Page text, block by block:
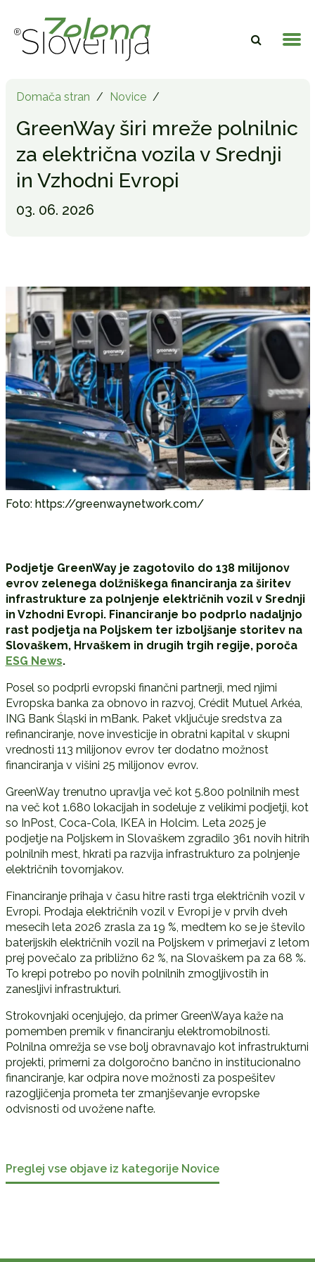
Domača stran / Novice /
GreenWay širi mreže polnilnic
za električna vozila v Srednji
in Vzhodni Evropi
03. 06. 2026
Foto: https://greenwaynetwork.com/
Podjetje GreenWayje zagotovilo do 138 milijonov
evrov zelenega dolžniškega financiranja za širitev
infrastrukture za polnjenje električnih vozil v Srednji
in Vzhodni Evropi. Financiranje bo podprlo nadaljnjo
rast podjetja na Poljskem ter izboljšanje storitev na
Slovaškem, Hrvaškem in drugih trgih regije, poroča
ESG News.
Posel so podprli evropski finančni partnerji, med njimi
Evropska banka za obnovo in razvoj, Crédit Mutuel Arkéa,
ING Bank Śląski in mBank. Paket vključuje sredstva za
refinanciranje, nove investicije in obratni kapital v skupni
vrednosti 113 milijonov evrov ter dodatno možnost
financiranja v višini 25 milijonov evrov.
GreenWay trenutno upravlja več kot 5.800 polnilnih mest
na več kot 1.680 lokacijah in sodeluje z velikimi podjetji, kot
so InPost, Coca-Cola, IKEAin Holcim. Leta 2025 je
podjetje na Poljskem in Slovaškem zgradilo 361 novih hitrih
polnilnih mest, hkrati pa razvija infrastrukturo za polnjenje
električnih tovornjakov.
Financiranje prihaja v času hitre rasti trga električnih vozil v
Evropi. Prodaja električnih vozil v Evropi je v prvih dveh
mesecih leta 2026 zrasla za 19 %, medtem ko se je število
baterijskih električnih vozil na Poljskem v primerjavi z letom
prej povečalo za približno 62 %, na Slovaškem pa za 68 %.
To krepi potrebo po novih polnilnih zmogljivostih in
zanesljivi infrastrukturi.
Strokovnjaki ocenjujejo, da primer GreenWaya kaže na
pomemben premik v financiranju elektromobilnosti.
Polnilna omrežja se vse bolj obravnavajo kot infrastrukturni
projekti, primerni za dolgoročno bančno in institucionalno
financiranje, kar odpira nove možnosti za pospešitev
razogljičenja prometa ter zmanjševanje evropske
odvisnosti od uvožene nafte.
Preglej vse objave iz kategorije Novice